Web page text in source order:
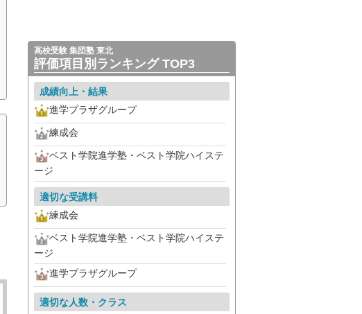
高校受験 集団塾 東北
評価項目別ランキング TOP3
成績向上・結果
進学プラザグループ
練成会
ベスト学院進学塾・ベスト学院ハイステ
ージ
適切な受講料
練成会
ベスト学院進学塾・ベスト学院ハイステ
ージ
進学プラザグループ
適切な人数・クラス